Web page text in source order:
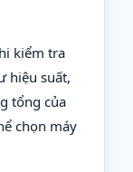
kiểm tra
hiệu suất,
tổng của
chọn máy